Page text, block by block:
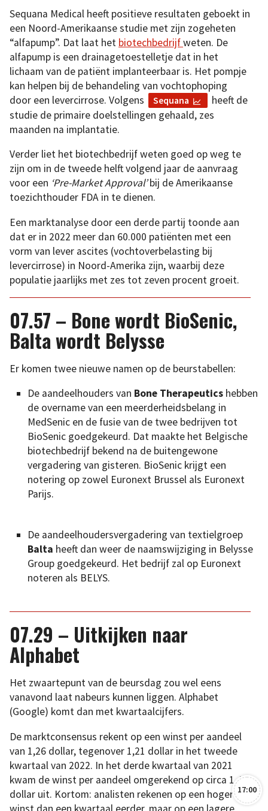
Sequana Medical heeft positieve resultaten geboekt in
een Noord-Amerikaanse studie met zijn zogeheten
“alfapump”. Dat laat het biotechbedrijfweten. De
alfapump is een drainagetoestelletje dat in het
lichaam van de patiënt implanteerbaar is. Het pompje
kan helpen bij de behandeling van vochtophoping
door een levercirrose. Volgens
Sequana
heeft de
studie de primaire doelstellingen gehaald, zes
maanden na implantatie.
Verder liet het biotechbedrijf weten goed op weg te
zijn om in de tweede helft volgend jaar de aanvraag
voor een ‘Pre-Market Approval’bij de Amerikaanse
toezichthouder FDA in te dienen.
Een marktanalyse door een derde partij toonde aan
dat er in 2022 meer dan 60.000 patiënten met een
vorm van lever ascites (vochtoverbelasting bij
levercirrose) in Noord-Amerika zijn, waarbij deze
populatie jaarlijks met zes tot zeven procent groeit.
07.57 – Bone wordt BioSenic,
Balta wordt Belysse
Er komen twee nieuwe namen op de beurstabellen:
De aandeelhouders van Bone Therapeutics hebben
de overname van een meerderheidsbelang in
MedSenic en de fusie van de twee bedrijven tot
BioSenic goedgekeurd. Dat maakte het Belgische
biotechbedrijf bekend na de buitengewone
vergadering van gisteren. BioSenic krijgt een
notering op zowel Euronext Brussel als Euronext
Parijs.
De aandeelhoudersvergadering van textielgroep
Balta heeft dan weer de naamswijziging in Belysse
Group goedgekeurd. Het bedrijf zal op Euronext
noteren als BELYS.
07.29 – Uitkijken naar
Alphabet
Het zwaartepunt van de beursdag zou wel eens
vanavond laat nabeurs kunnen liggen. Alphabet
(Google) komt dan met kwartaalcijfers.
De marktconsensus rekent op een winst per aandeel
van 1,26 dollar, tegenover 1,21 dollar in het tweede
kwartaal van 2022. In het derde kwartaal van 2021
kwam de winst per aandeel omgerekend op circa 1,40
dollar uit. Kortom: analisten rekenen op een hogere17:00